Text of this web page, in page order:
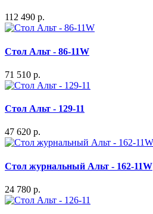
112 490 р.
Стол Альт - 86-11W
71 510 р.
Стол Альт - 129-11
47 620 р.
Стол журнальный Альт - 162-11W
24 780 р.